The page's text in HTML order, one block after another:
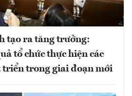
tạo ra tăng trưởng:
tổ chức thực hiện các
triển trong giai đoạn mới